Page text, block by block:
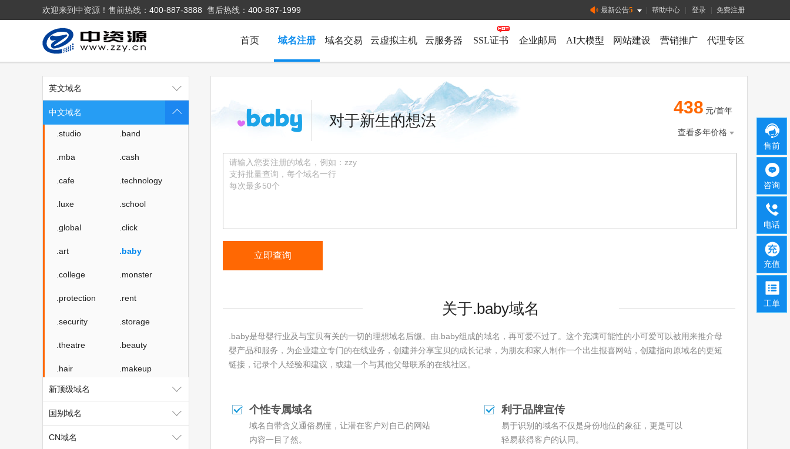
售前
咨询
电话
充值
工单
欢迎来到中资源！售前热线： 400-887-3888 售后热线： 400-887-1999 登录 免费注册
最新公告5 帮助中心
代理专区
营销推广
网站建设
AI大模型
企业邮局
SSL证书
云服务器
云虚拟主机
域名交易
域名注册
首页
英文域名
中文域名
.fan .sale
.media .market
.news .cab
.vin
.tax
.studio .band
.mba .cash
.cafe .technology
.luxe .school
.global .click
.art .baby
.college .monster
.protection .rent
.security .storage
.theatre .beauty
.hair .makeup
.quest
.tickets
.com.hk
新顶级域名
国别域名
CN域名
438 元/首年
查看多年价格
对于新生的想法
关于.baby域名
.baby是母婴行业及与宝贝有关的一切的理想域名后缀。由.baby组成的域名，再可爱不过了。这个充满可能性的小可爱可以被用来推介母
婴产品和服务，为企业建立专门的在线业务，创建并分享宝贝的成长记录，为朋友和家人制作一个出生报喜网站，创建指向原域名的更短
链接，记录个人经验和建议，或建一个与其他父母联系的在线社区。
个性专属域名
域名自带含义通俗易懂，让潜在客户对自己的网站
内容一目了然。
利于品牌宣传
易于识别的域名不仅是身份地位的象征，更是可以
轻易获得客户的认同。